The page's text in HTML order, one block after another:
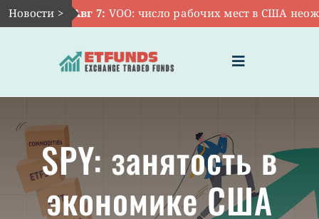
Skip
to
Новости >Авг 7: VOO: число рабочих мест в США
Toggle
Navigation
ГЛАВНАЯ
ЧТО ТАКОЕ ETF
SPY: занятость в
экономике США